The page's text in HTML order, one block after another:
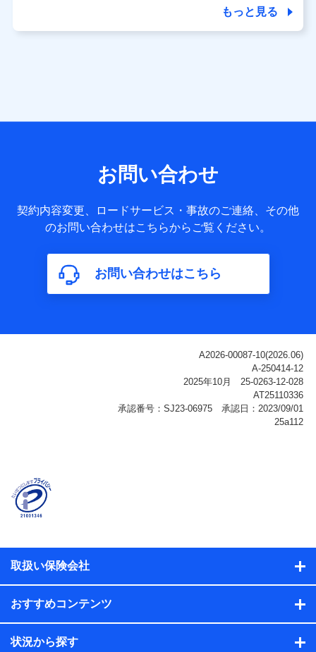
個人データは、こちら の利用目的の範囲内に限って共同利
用します。
サービス提供等を通じて取得した、以下の情報などの個人デ
基本情報
氏名、電話番号、メールアドレス、お客さまの識別子、
属性、連絡先、dポイントサービスのご利用に関する情
構成、住所、dポイント残高、dポイント利用履歴などが
含まれます。
利用情報
ご契約状態・ご利用履歴インターネット利用時の行動に
関する情報、アプリケーション利用時の行動に関する情
報、購入されたサービスや商品の名称・購入場所・決済
に関する情報、アンケートの回答に関する情報などが含
名、住所、生年月日、性別、保険契約者と被保険者の関
係、保険加入の目的、保険商品の内容、保険料、保険料
のお支払方法、車のメーカーや走行距離などの情報、建
ル内容や送信履歴の情報及び保険の更改案内等を提供し
保険契約情報
当社または株式会社NTTドコモ・フィナンシャルグルー
プが取得し、又は保有する保険契約に関する情報。例と
して、保険契約者及び被保険者の氏名、住所、生年月
もっと見る
お問い合わせ
契約内容変更、ロードサービス・事故のご連絡、その他
のお問い合わせはこちらからご覧ください。
お問い合わせはこちら
取扱い保険会社
おすすめコンテンツ
状況から探す